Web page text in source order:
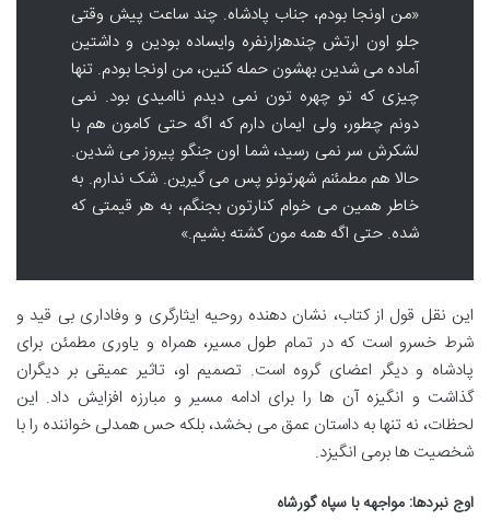
«من اونجا بودم، جناب پادشاه. چند ساعت پیش وقتی
جلو اون ارتش چندهزارنفره وایساده بودین و داشتین
آماده می شدین بهشون حمله کنین، من اونجا بودم. تنها
چیزی که تو چهره تون نمی دیدم ناامیدی بود. نمی
دونم چطور، ولی ایمان دارم که اگه حتی کامون هم با
لشکرش سر نمی رسید، شما اون جنگو پیروز می شدین.
حالا هم مطمئنم شهرتونو پس می گیرین. شک ندارم. به
خاطر همین می خوام کنارتون بجنگم، به هر قیمتی که
شده. حتی اگه همه مون کشته بشیم.»
این نقل قول از کتاب، نشان دهنده روحیه ایثارگری و وفاداری بی قید و
شرط خسرو است که در تمام طول مسیر، همراه و یاوری مطمئن برای
پادشاه و دیگر اعضای گروه است. تصمیم او، تاثیر عمیقی بر دیگران
گذاشت و انگیزه آن ها را برای ادامه مسیر و مبارزه افزایش داد. این
لحظات، نه تنها به داستان عمق می بخشد، بلکه حس همدلی خواننده را با
شخصیت ها برمی انگیزد.
اوج نبردها: مواجهه با سپاه گورشاه